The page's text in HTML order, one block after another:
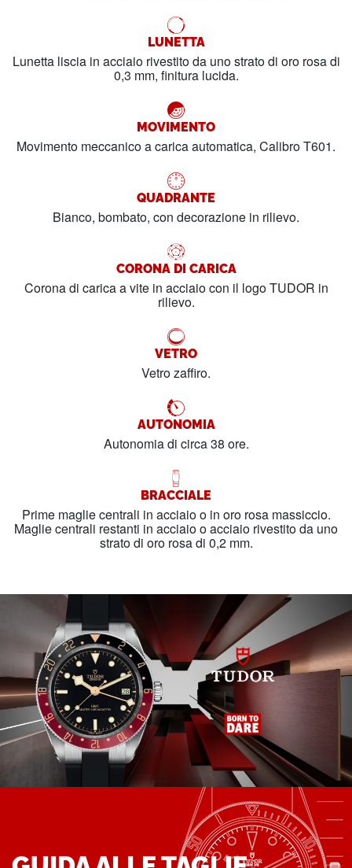
LUNETTA
Lunetta liscia in acciaio rivestito da uno strato di oro rosa di
0,3 mm, finitura lucida.
MOVIMENTO
Movimento meccanico a carica automatica, Calibro T601.
QUADRANTE
Bianco, bombato, con decorazione in rilievo.
CORONA DI CARICA
Corona di carica a vite in acciaio con il logo TUDOR in
rilievo.
VETRO
Vetro zaffiro.
AUTONOMIA
Autonomia di circa 38 ore.
BRACCIALE
Prime maglie centrali in acciaio o in oro rosa massiccio.
Maglie centrali restanti in acciaio o acciaio rivestito da uno
strato di oro rosa di 0,2 mm.